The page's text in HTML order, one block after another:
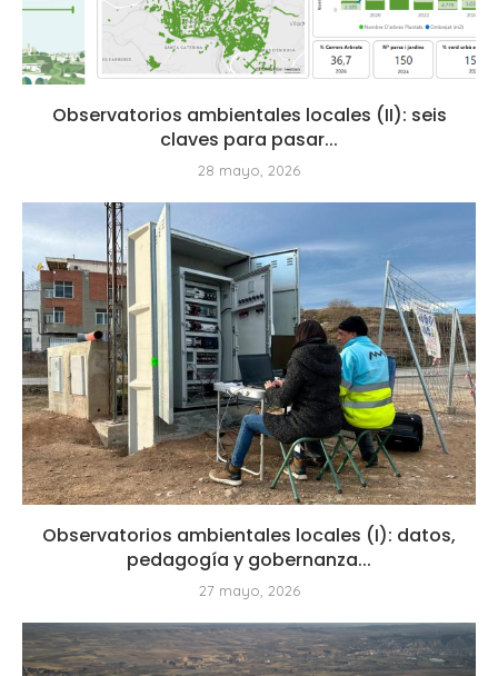
Observatorios ambientales locales (II): seis
claves para pasar...
28 mayo, 2026
Observatorios ambientales locales (I): datos,
pedagogía y gobernanza...
27 mayo, 2026